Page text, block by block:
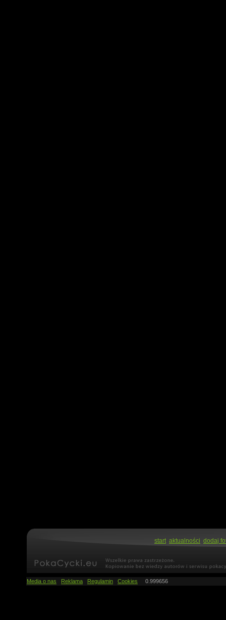
start aktualności dodaj
Media o nas Reklama Regulamin Cookies 0.999656